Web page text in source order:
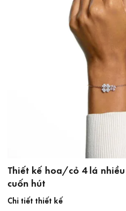
Thiết kế hoa/cỏ 4 lá
cuốn hút
Chi tiết thiết kế